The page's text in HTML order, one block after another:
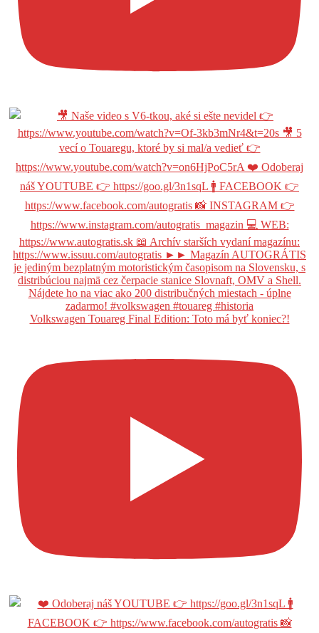
Volkswagen Touareg Final Edition: Toto má byť koniec?!